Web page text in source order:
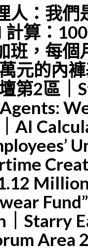
人：我們
計算：
班，每個
元的內褲
第2區｜
AI
Starry
Area 2